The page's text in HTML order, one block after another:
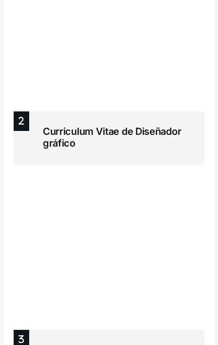
Curriculum Vitae de Diseñador
gráfico